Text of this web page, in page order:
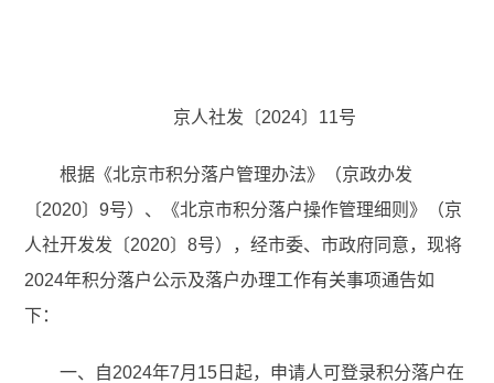
京人社发〔2024〕11号
根据《北京市积分落户管理办法》（京政办发
〔2020〕9号）、《北京市积分落户操作管理细则》（京
人社开发发〔2020〕8号），经市委、市政府同意，现将
2024年积分落户公示及落户办理工作有关事项通告如
下：
一、自2024年7月15日起，申请人可登录积分落户在